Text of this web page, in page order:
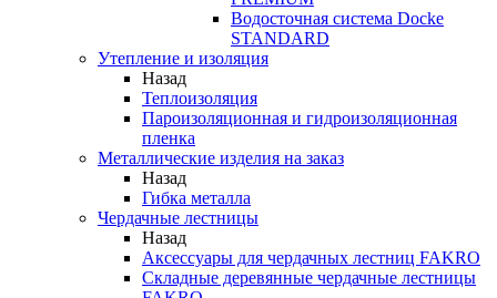
Водосточная система Docke
STANDARD
Утепление и изоляция
Назад
Теплоизоляция
Пароизоляционная и гидроизоляционная
пленка
Металлические изделия на заказ
Назад
Гибка металла
Чердачные лестницы
Назад
Аксессуары для чердачных лестниц FAKRO
Складные деревянные чердачные лестницы